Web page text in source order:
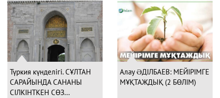
Түркия күнделігі. СҰЛТАН
САРАЙЫНДА САНАНЫ
СІЛКІНТКЕН СӨЗ...
Алау ƏДІЛБАЕВ: МЕЙІРІМГЕ
МҰҚТАЖДЫҚ (2 БӨЛІМ)